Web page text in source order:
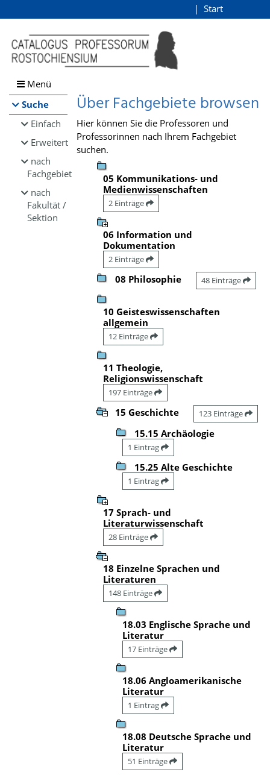
Browsen
direkt zum Inhalt
Start
Menü
Suche
Einfach
Erweitert
nach
Fachgebiet
nach
Fakultät /
Sektion
Über Fachgebiete browsen
Hier können Sie die Professoren und
Professorinnen nach Ihrem Fachgebiet
suchen.
05 Kommunikations- und
Medienwissenschaften
2 Einträge
06 Information und
Dokumentation
2 Einträge
08 Philosophie 48 Einträge
10 Geisteswissenschaften
allgemein
12 Einträge
11 Theologie,
Religionswissenschaft
197 Einträge
15 Geschichte 123 Einträge
15.15 Archäologie
1 Eintrag
15.25 Alte Geschichte
1 Eintrag
17 Sprach- und
Literaturwissenschaft
28 Einträge
18 Einzelne Sprachen und
Literaturen
148 Einträge
18.03 Englische Sprache und
Literatur
17 Einträge
18.06 Angloamerikanische
Literatur
1 Eintrag
18.08 Deutsche Sprache und
Literatur
51 Einträge